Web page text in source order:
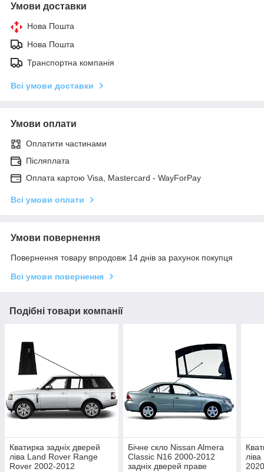
Умови доставки
Нова Пошта
Нова Пошта
Транспортна компанія
Всі умови доставки
Умови оплати
Оплатити частинами
Післяплата
Оплата картою Visa, Mastercard - WayForPay
Всі умови оплати
Умови повернення
Повернення товару впродовж 14 днів за рахунок покупця
Всі умови повернення
Подібні товари компанії
Кватирка задніх дверей
ліва Land Rover Range
Rover 2002-2012
Бічне скло Nissan Almera
Classic N16 2000-2012
задніх дверей праве